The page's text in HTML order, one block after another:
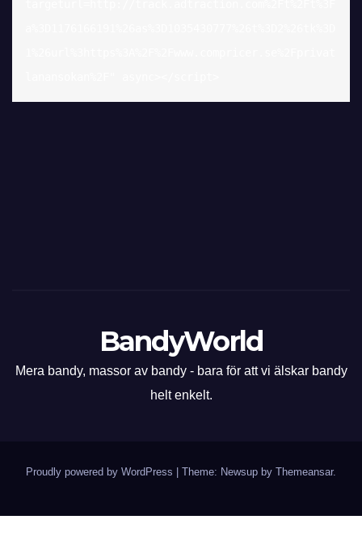
BandyWorld
Mera bandy, massor av bandy - bara för att vi älskar bandy
helt enkelt.
Proudly powered by WordPress Theme: Newsup by Themeansar.